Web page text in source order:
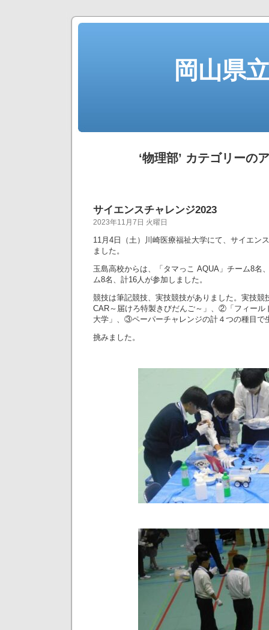
岡山県
‘物理部’ カテゴリーの
サイエンスチャレンジ2023
2023年11月7日 火曜日
11月4日（土）川崎医療福祉大学にて、サイエン
ました。
玉島高校からは、「タマっこ AQUA」チーム8名
ム8名、計16人が参加しました。
競技は筆記競技、実技競技がありました。実技
CAR～届けろ特製きびだんご～」、②「フィー
大学」、③ペーパーチャレンジの計４つの種目で
挑みました。